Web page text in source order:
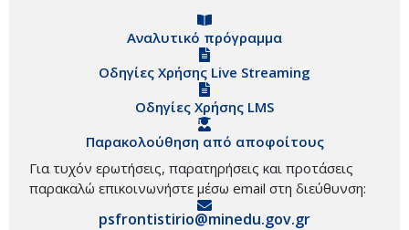
Αναλυτικό πρόγραμμα
Οδηγίες Χρήσης Live Streaming
Οδηγίες Χρήσης LMS
Παρακολούθηση από αποφοίτους
Για τυχόν ερωτήσεις, παρατηρήσεις και προτάσεις
παρακαλώ επικοινωνήστε μέσω email στη διεύθυνση:
psfrontistirio@minedu.gov.gr